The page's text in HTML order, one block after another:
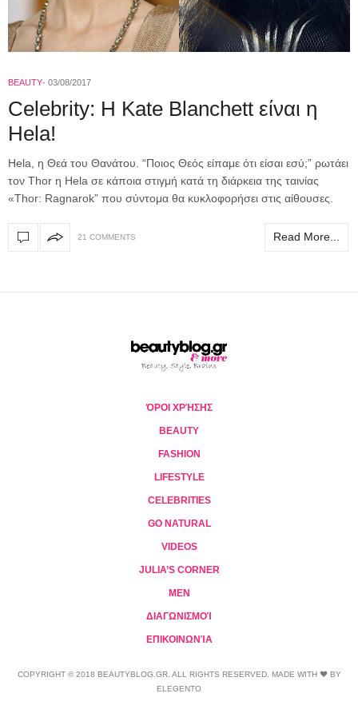
BEAUTY 03/08/2017
Celebrity: H Kate Blanchett είναι η
Hela!
Hela, η Θεά του Θανάτου. “Ποιος Θεός είπαμε ότι είσαι εσύ;” ρωτάει
τον Thor η Hela σε κάποια στιγμή κατά τη διάρκεια της ταινίας
«Τhor: Ragnarok” που σύντομα θα κυκλοφορήσει στις αίθουσες.
21 COMMENTS Read More...
ΌΡΟΙ ΧΡΉΣΗΣ
BEAUTY
FASHION
LIFESTYLE
CELEBRITIES
GO NATURAL
VIDEOS
JULIA’S CORNER
MEN
ΔΙΑΓΩΝΙΣΜΟΊ
ΕΠΙΚΟΙΝΩΝΊΑ
COPYRIGHT © 2018 BEAUTYBLOG.GR. ALL RIGHTS RESERVED. MADE WITH ❤ BY
ELEGENTO